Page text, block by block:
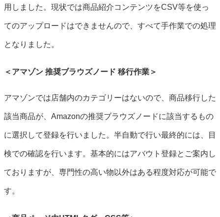
用しました。現状では商品紹介コンテンツをCSV等を使っ
てのアップロードはできませんので、すべて手作業での処理
となりました。
＜アマゾン 推奨ブラウズノード 移行作業＞
アマゾンでは店舗内のカテゴリーはないので、商品移行した
該当商品が、Amazonの推奨ブラウズノードに該当するもの
に選択して登録を行いました。半自動で行い最終的には、目
検での確認を行います。基本的にはアバウト登録とご案内し
ておりますが、専門性の高い物以外はある程度対応が可能で
す。